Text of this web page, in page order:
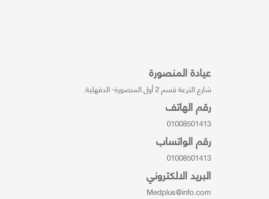
عيادة المنصورة
شارع الترعة قسم 2 أول المنصورة- الدقهلية.
رقم الهاتف
01008501413
رقم الواتساب
01008501413
البريد الالكتروني
Medplus@info.com